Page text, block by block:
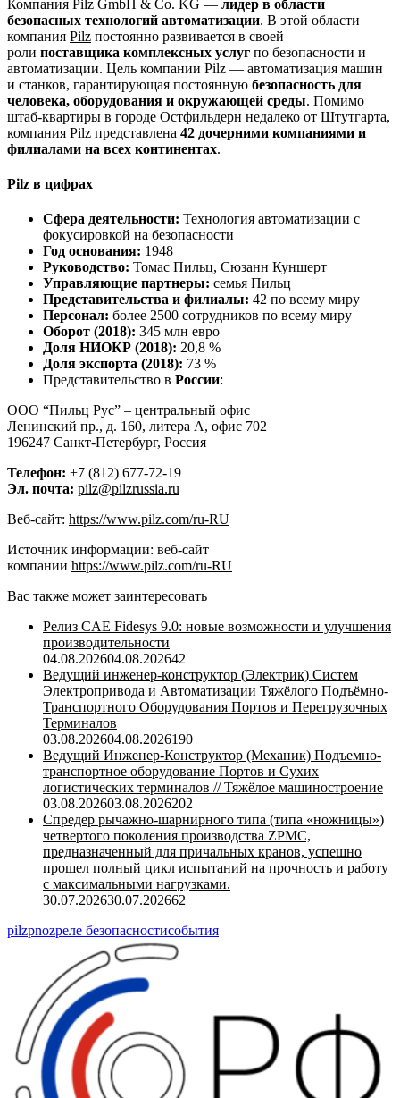
Компания Pilz GmbH & Co. KG — лидер в области
безопасных технологий автоматизации. В этой области
компания Pilz постоянно развивается в своей
роли поставщика комплексных услуг по безопасности и
автоматизации. Цель компании Pilz — автоматизация машин
и станков, гарантирующая постоянную безопасность для
человека, оборудования и окружающей среды. Помимо
штаб-квартиры в городе Остфильдерн недалеко от Штутгарта,
компания Pilz представлена 42 дочерними компаниями и
филиалами на всех континентах.
Pilz в цифрах
Сфера деятельности: Технология автоматизации с
фокусировкой на безопасности
Год основания: 1948
Руководство: Томас Пильц, Сюзанн Куншерт
Управляющие партнеры: семья Пильц
Представительства и филиалы: 42 по всему миру
Персонал: более 2500 сотрудников по всему миру
Оборот (2018): 345 млн евро
Доля НИОКР (2018): 20,8 %
Доля экспорта (2018): 73 %
Представительство в России:
ООО “Пильц Рус” – центральный офис
Ленинский пр., д. 160, литера А, офис 702
196247 Санкт-Петербург, Россия
Телефон: +7 (812) 677-72-19
Эл. почта: pilz@pilzrussia.ru
Веб-сайт: https://www.pilz.com/ru-RU
Источник информации: веб-сайт
компании https://www.pilz.com/ru-RU
Вас также может заинтересовать
Релиз CAE Fidesys 9.0: новые возможности и улучшения
производительности
04.08.202604.08.202642
Ведущий инженер-конструктор (Электрик) Систем
Электропривода и Автоматизации Тяжёлого Подъёмно-
Транспортного Оборудования Портов и Перегрузочных
Терминалов
03.08.202604.08.2026190
Ведущий Инженер-Конструктор (Механик) Подъемно-
транспортное оборудование Портов и Сухих
логистических терминалов // Тяжёлое машиностроение
03.08.202603.08.2026202
Спредер рычажно-шарнирного типа (типа «ножницы»)
четвертого поколения производства ZPMC,
предназначенный для причальных кранов, успешно
прошел полный цикл испытаний на прочность и работу
с максимальными нагрузками.
30.07.202630.07.202662
pilzpnozреле безопасностисобытия